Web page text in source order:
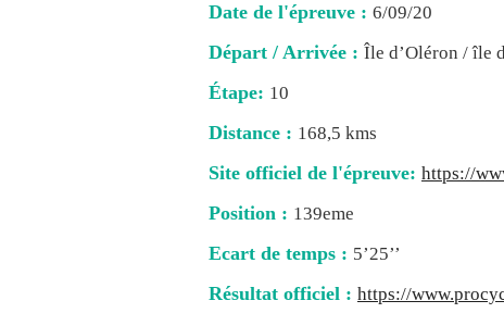
Date de l'épreuve : 6/09/20
Départ / Arrivée : Île d’Oléron / île
Étape: 10
Distance : 168,5 kms
Site officiel de l'épreuve: https://
Position : 139eme
Ecart de temps : 5’25’’
Résultat officiel : https://